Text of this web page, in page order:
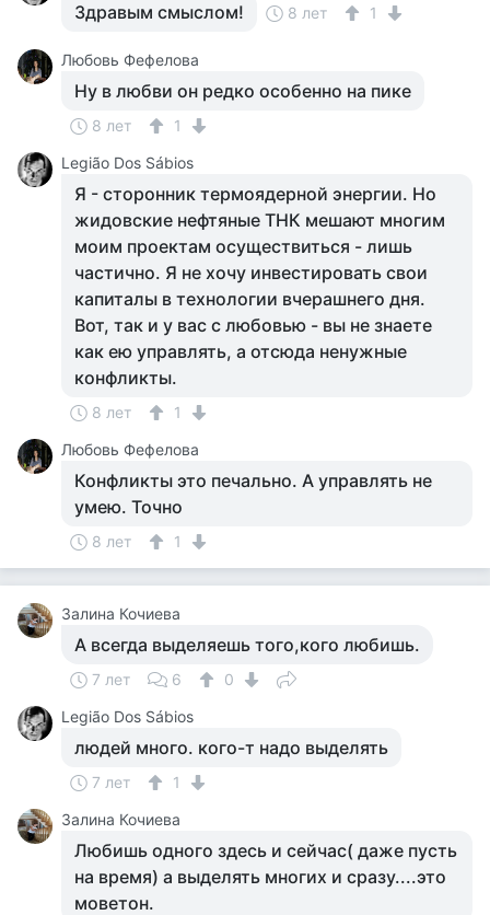
Здравым смыслом! 8 лет 1
Любовь Фефелова
Ну в любви он редко особенно на пике
8 лет
1
Legião Dos Sábios
Я - сторонник термоядерной энергии. Но
жидовские нефтяные ТНК мешают многим
моим проектам осуществиться - лишь
частично. Я не хочу инвестировать свои
капиталы в технологии вчерашнего дня.
Вот, так и у вас с любовью - вы не знаете
как ею управлять, а отсюда ненужные
конфликты.
8 лет
1
Любовь Фефелова
Конфликты это печально. А управлять не
умею. Точно
8 лет 1
Залина Кочиева
А всегда выделяешь того,кого любишь.
7 лет 6
0
Legião Dos Sábios
людей много. кого-т надо выделять
7 лет
1
Залина Кочиева
Любишь одного здесь и сейчас( даже пусть
на время) а выделять многих и сразу....это
моветон.